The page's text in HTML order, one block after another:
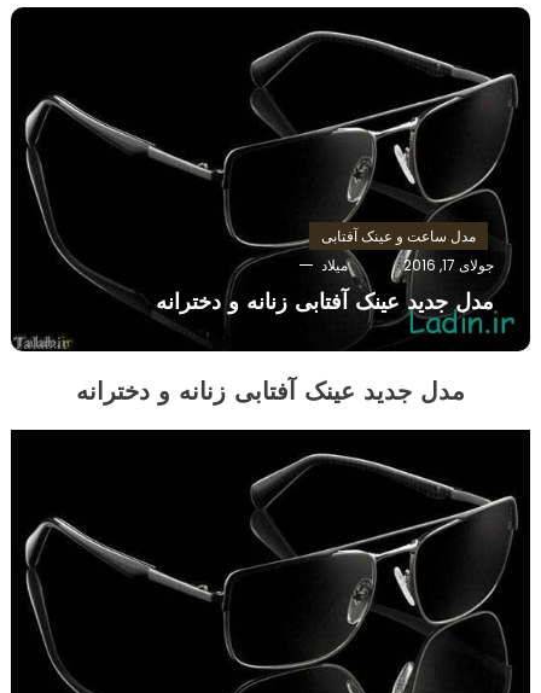
مدل ساعت و عینک آفتابی
جولای 17, 2016
میلاد
مدل جدید عینک آفتابی زنانه و دخترانه
مدل جدید عینک آفتابی زنانه و دخترانه